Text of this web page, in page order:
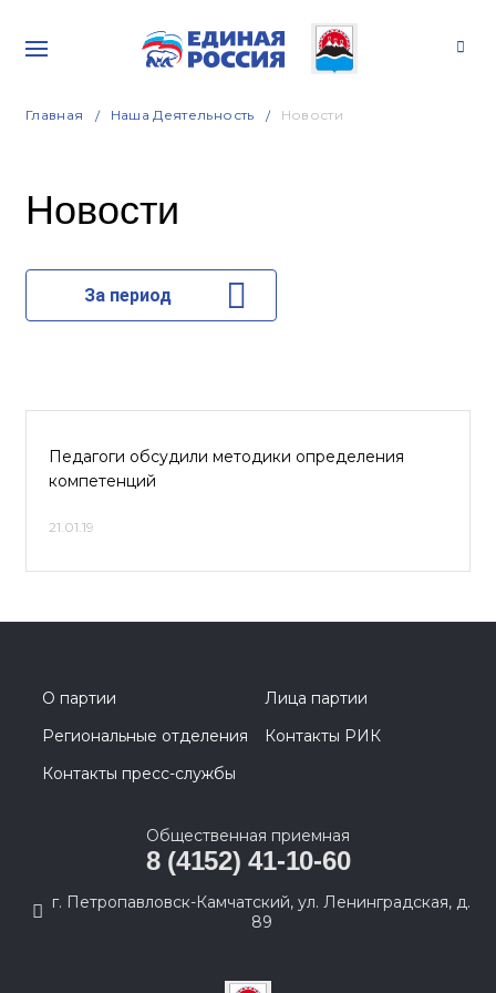
Главная Наша Деятельность Новости
Новости
За период
Педагоги обсудили методики определения
компетенций
21.01.19
О партии
Лица партии
Региональные отделения
Контакты РИК
Контакты пресс-службы
Общественная приемная
8 (4152) 41-10-60
г. Петропавловск-Камчатский, ул. Ленинградская, д.
89